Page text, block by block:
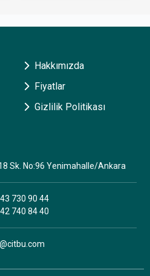
Hakkımızda
Fiyatlar
Gizlilik Politikası
Sk. No:96 Yenimahalle/Ankara
730 90 44
740 84 40